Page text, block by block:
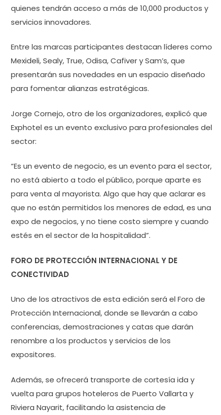
quienes tendrán acceso a más de 10,000 productos y
servicios innovadores.
Entre las marcas participantes destacan líderes como
Mexideli, Sealy, True, Odisa, Cafiver y Sam’s, que
presentarán sus novedades en un espacio diseñado
para fomentar alianzas estratégicas.
Jorge Cornejo, otro de los organizadores, explicó que
Exphotel es un evento exclusivo para profesionales del
sector:
“Es un evento de negocio, es un evento para el sector,
no está abierto a todo el público, porque aparte es
para venta al mayorista. Algo que hay que aclarar es
que no están permitidos los menores de edad, es una
expo de negocios, y no tiene costo siempre y cuando
estés en el sector de la hospitalidad”.
FORO DE PROTECCIÓN INTERNACIONAL Y DE
CONECTIVIDAD
Uno de los atractivos de esta edición será el Foro de
Protección Internacional, donde se llevarán a cabo
conferencias, demostraciones y catas que darán
renombre a los productos y servicios de los
expositores.
Además, se ofrecerá transporte de cortesía ida y
vuelta para grupos hoteleros de Puerto Vallarta y
Riviera Nayarit, facilitando la asistencia de